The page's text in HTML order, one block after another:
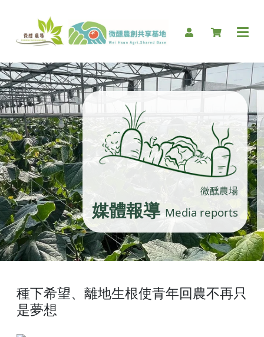
微醺農場
媒體報導 Media reports
種下希望、離地生根使青年回農不再只
是夢想